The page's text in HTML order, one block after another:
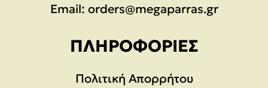
Email: orders@megaparras.gr
ΠΛΗΡΟΦΟΡΊΕΣ
Πολιτική Απορρήτου